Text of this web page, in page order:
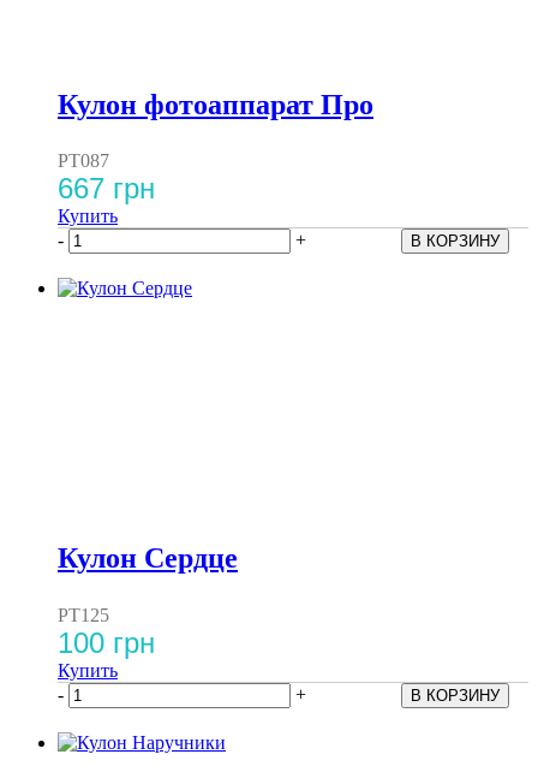
Кулон фотоаппарат Про
PT087
667 грн
Купить
-
+
Кулон Сердце
PT125
100 грн
Купить
-
+